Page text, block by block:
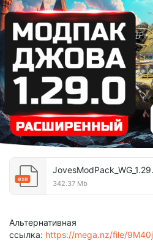
exe
342.37 Mb
Альтернативная
ссылка: https://mega.nz/file/